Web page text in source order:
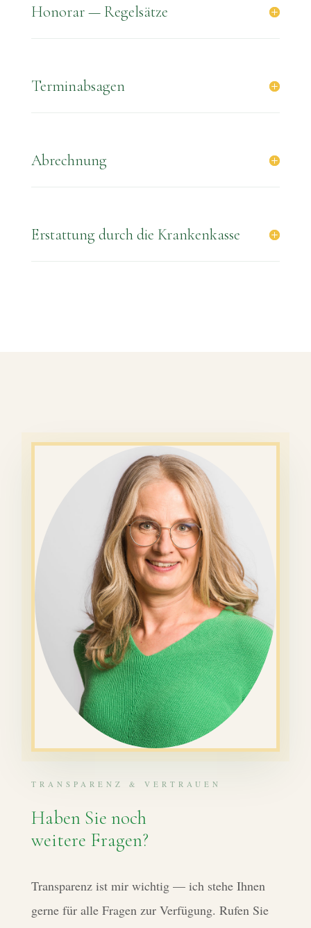
Honorar — Regelsätze
Terminabsagen
Abrechnung
Erstattung durch die Krankenkasse
TRANSPARENZ & VERTRAUEN
Haben Sie noch
weitere Fragen?
Transparenz ist mir wichtig — ich stehe Ihnen
gerne für alle Fragen zur Verfügung. Rufen Sie